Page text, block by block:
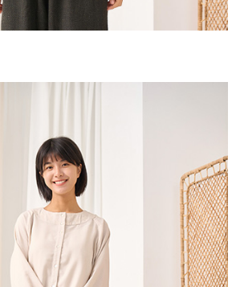
內提供個人資料，並將交易相關給付款項請求債
公司。
或使用他人資訊註冊。若發現惡意使用之情形，
權停止該用戶之使用額度並採取法律行動。
以下)